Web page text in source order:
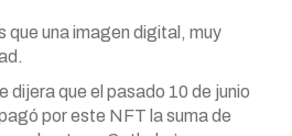
que una imagen digital, muy
dijera que el pasado 10 de junio
por este NFT la suma de